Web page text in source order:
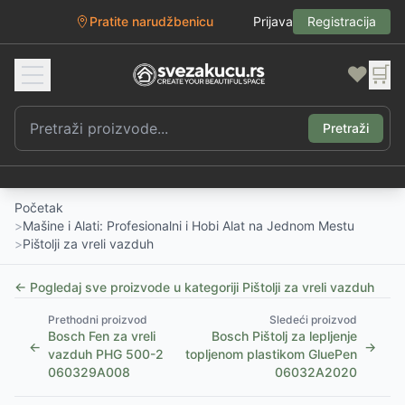
Pratite narudžbenicu Prijava Registracija
❤️ 🛒
Pretraži
Početak
>Mašine i Alati: Profesionalni i Hobi Alat na Jednom Mestu
>Pištolji za vreli vazduh
← Pogledaj sve proizvode u kategoriji Pištolji za vreli vazduh
←
Prethodni proizvod
Bosch Fen za vreli
vazduh PHG 500-2
060329A008
Sledeći proizvod
Bosch Pištolj za lepljenje
topljenom plastikom GluePen
06032A2020
→